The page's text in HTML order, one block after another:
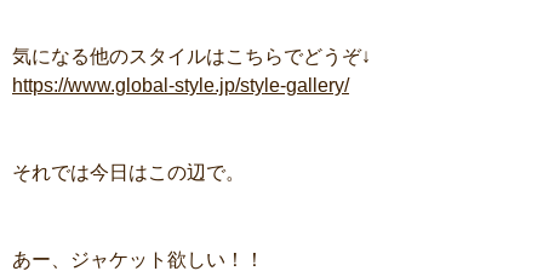
気になる他のスタイルはこちらでどうぞ↓
https://www.global-style.jp/style-gallery/
それでは今日はこの辺で。
あー、ジャケット欲しい！！